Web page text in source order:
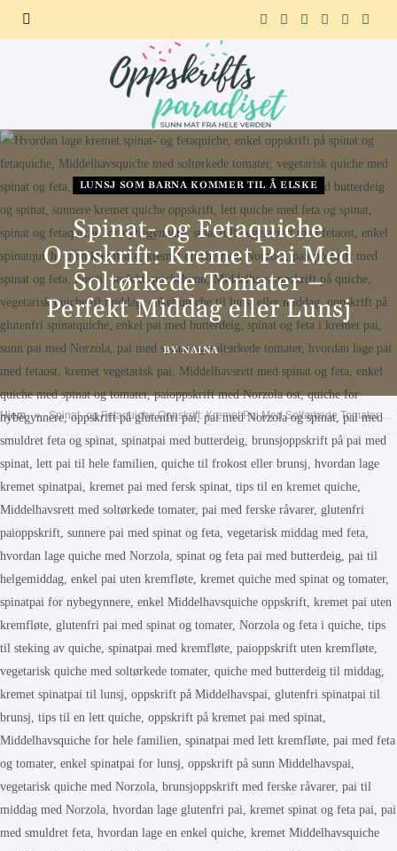
c
e
b
o
o
k
w
i
t
t
e
r
)
t
a
g
r
m
t
r
e
t
d
t
e
r
a
LUNSJ SOM BARNA KOMMER TIL Å ELSKE
Spinat- og Fetaquiche
Oppskrift: Kremet Pai Med
Soltørkede Tomater –
Perfekt Middag eller Lunsj
BY NAINA
Hjem »